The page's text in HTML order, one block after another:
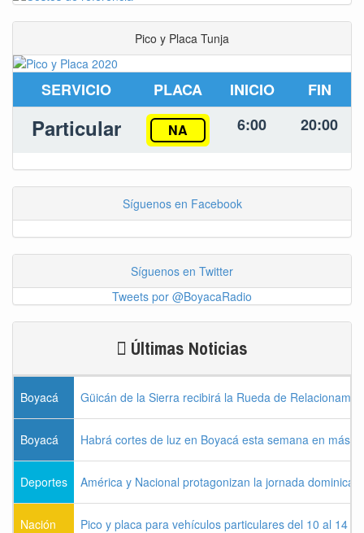
Pico y Placa Tunja
SERVICIO PLACA INICIO FIN
Particular NA 6:00 20:00
Síguenos en Facebook
Síguenos en Twitter
Tweets por @BoyacaRadio
Últimas Noticias
Boyacá Güicán de la Sierra recibirá la Rueda de
Boyacá Habrá cortes de luz en Boyacá esta semana en más
Deportes América y Nacional protagonizan la jornada dominical
Nación Pico y placa para vehículos particulares del 10 al 14